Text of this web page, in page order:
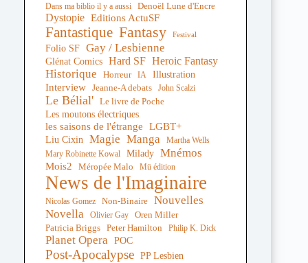
Dans ma biblio il y a aussi
Denoël Lune d'Encre
Dystopie Editions ActuSF
Fantastique Fantasy Festival
Folio SF Gay / Lesbienne
Glénat Comics Hard SF Heroic Fantasy
Historique Horreur IA Illustration
Interview Jeanne-A debats John Scalzi
Le Bélial' Le livre de Poche
Les moutons électriques
les saisons de l'étrange LGBT+
Liu Cixin Magie Manga
Martha Wells
Mary Robinette Kowal
Milady Mnémos
Mois2 Méropée Malo Mü édition
News de l'Imaginaire
Nicolas Gomez Non-Binaire Nouvelles
Novella
Olivier Gay Oren Miller
Patricia Briggs Peter Hamilton Philip K. Dick
Planet Opera POC
Post-Apocalypse PP Lesbien